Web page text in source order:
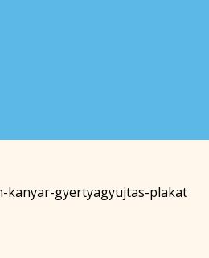
kanyar-gyertyagyujtas-plakat